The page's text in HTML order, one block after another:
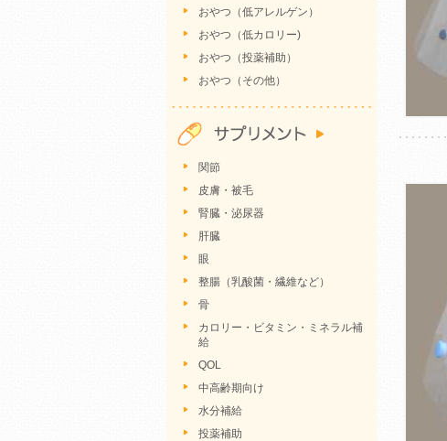
おやつ（低アレルゲン）
おやつ（低カロリー)
おやつ（投薬補助）
おやつ（その他）
関節
皮膚・被毛
腎臓・泌尿器
肝臓
眼
整腸（乳酸菌・繊維など）
骨
カロリー・ビタミン・ミネラル補
給
QOL
中高齢期向け
水分補給
投薬補助